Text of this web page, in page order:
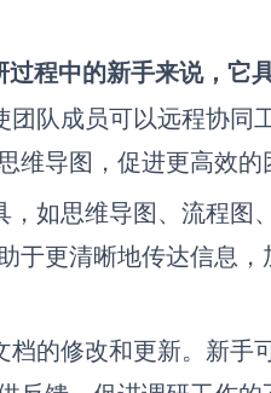
程中的新手来说，它
队成员可以远程协同
导图，促进更高效的
如思维导图、流程图
于更清晰地传达信息
的修改和更新。新手